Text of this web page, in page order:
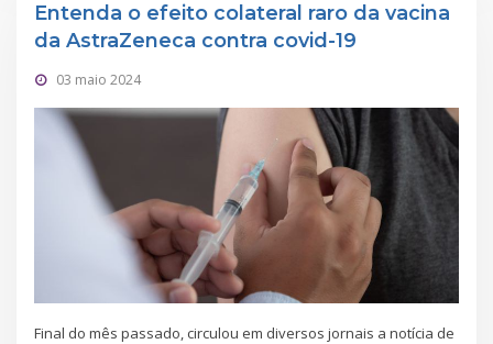
Entenda o efeito colateral raro da vacina
da AstraZeneca contra covid-19
03 maio 2024
Final do mês passado, circulou em diversos jornais a notícia de